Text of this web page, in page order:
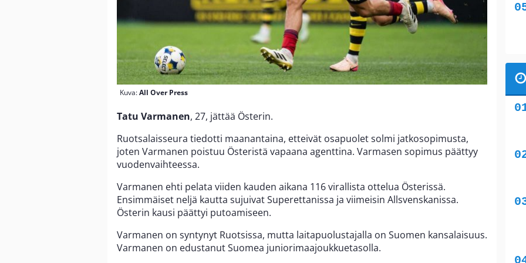
Kuva:All Over Press
Tatu Varmanen, 27, jättää Österin.
Ruotsalaisseura tiedotti maanantaina, etteivät osapuolet solmi jatkosopimusta,
joten Varmanen poistuu Österistä vapaana agenttina. Varmasen sopimus päättyy
vuodenvaihteessa.
Varmanen ehti pelata viiden kauden aikana 116 virallista ottelua Österissä.
Ensimmäiset neljä kautta sujuivat Superettanissa ja viimeisin Allsvenskanissa.
Österin kausi päättyi putoamiseen.
Varmanen on syntynyt Ruotsissa, mutta laitapuolustajalla on Suomen kansalaisuus.
Varmanen on edustanut Suomea juniorimaajoukkuetasolla.